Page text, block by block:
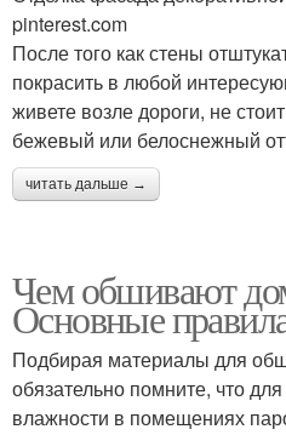
pinterest.com
После того как стены
покрасить в любой
живете возле дороги, не
бежевый или белоснежный
читать дальше →
Чем обшивают
Основные
Подбирая материалы для
обязательно помните, что
влажности в помещениях